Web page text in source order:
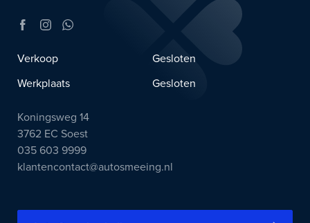
Verkoop
Gesloten
Werkplaats
Gesloten
Koningsweg 14
3762 EC Soest
035 603 9999
klantencontact@autosmeeing.nl